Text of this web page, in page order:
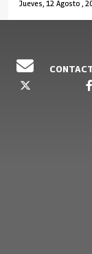
Jueves, 12 Agosto ,